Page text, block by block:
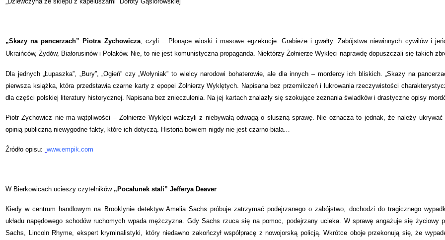
„Skazy na pancerzach” Piotra Zychowicza, czyli …Płonące wioski i masowe egzekucje. Grabieże i gwałty. Zabójstwa niewinnych cywilów i
Ukraińców, Żydów, Białorusinów i Polaków. Nie, to nie jest komunistyczna propaganda. Niektórzy Żołnierze Wyklęci naprawdę dopuszczali się takich
Dla jednych „Łupaszka”, „Bury”, „Ogień” czy „Wołyniak” to wielcy narodowi bohaterowie, ale dla innych – mordercy ich bliskich. „Skazy na
pierwsza książka, która przedstawia czarne karty z epopei Żołnierzy Wyklętych. Napisana bez przemilczeń i lukrowania rzeczywistości
dla części polskiej literatury historycznej. Napisana bez znieczulenia. Na jej kartach znalazły się szokujące zeznania świadków i drastyczne opisy
Piotr Zychowicz nie ma wątpliwości – Żołnierze Wyklęci walczyli z niebywałą odwagą o słuszną sprawę. Nie oznacza to jednak, że należy ukrywać
opinią publiczną niewygodne fakty, które ich dotyczą. Historia bowiem nigdy nie jest czarno-biała…
Źródło opisu: www.empik.com
W Bierkowicach ucieszy czytelników „Pocałunek stali” Jefferya Deaver
Kiedy w centrum handlowym na Brooklynie detektyw Amelia Sachs próbuje zatrzymać podejrzanego o zabójstwo, dochodzi do tragicznego
układu napędowego schodów ruchomych wpada mężczyzna. Gdy Sachs rzuca się na pomoc, podejrzany ucieka. W sprawę angażuje się życiowy
Sachs, Lincoln Rhyme, ekspert kryminalistyki, który niedawno zakończył współpracę z nowojorską policją. Wkrótce oboje przekonują się, że